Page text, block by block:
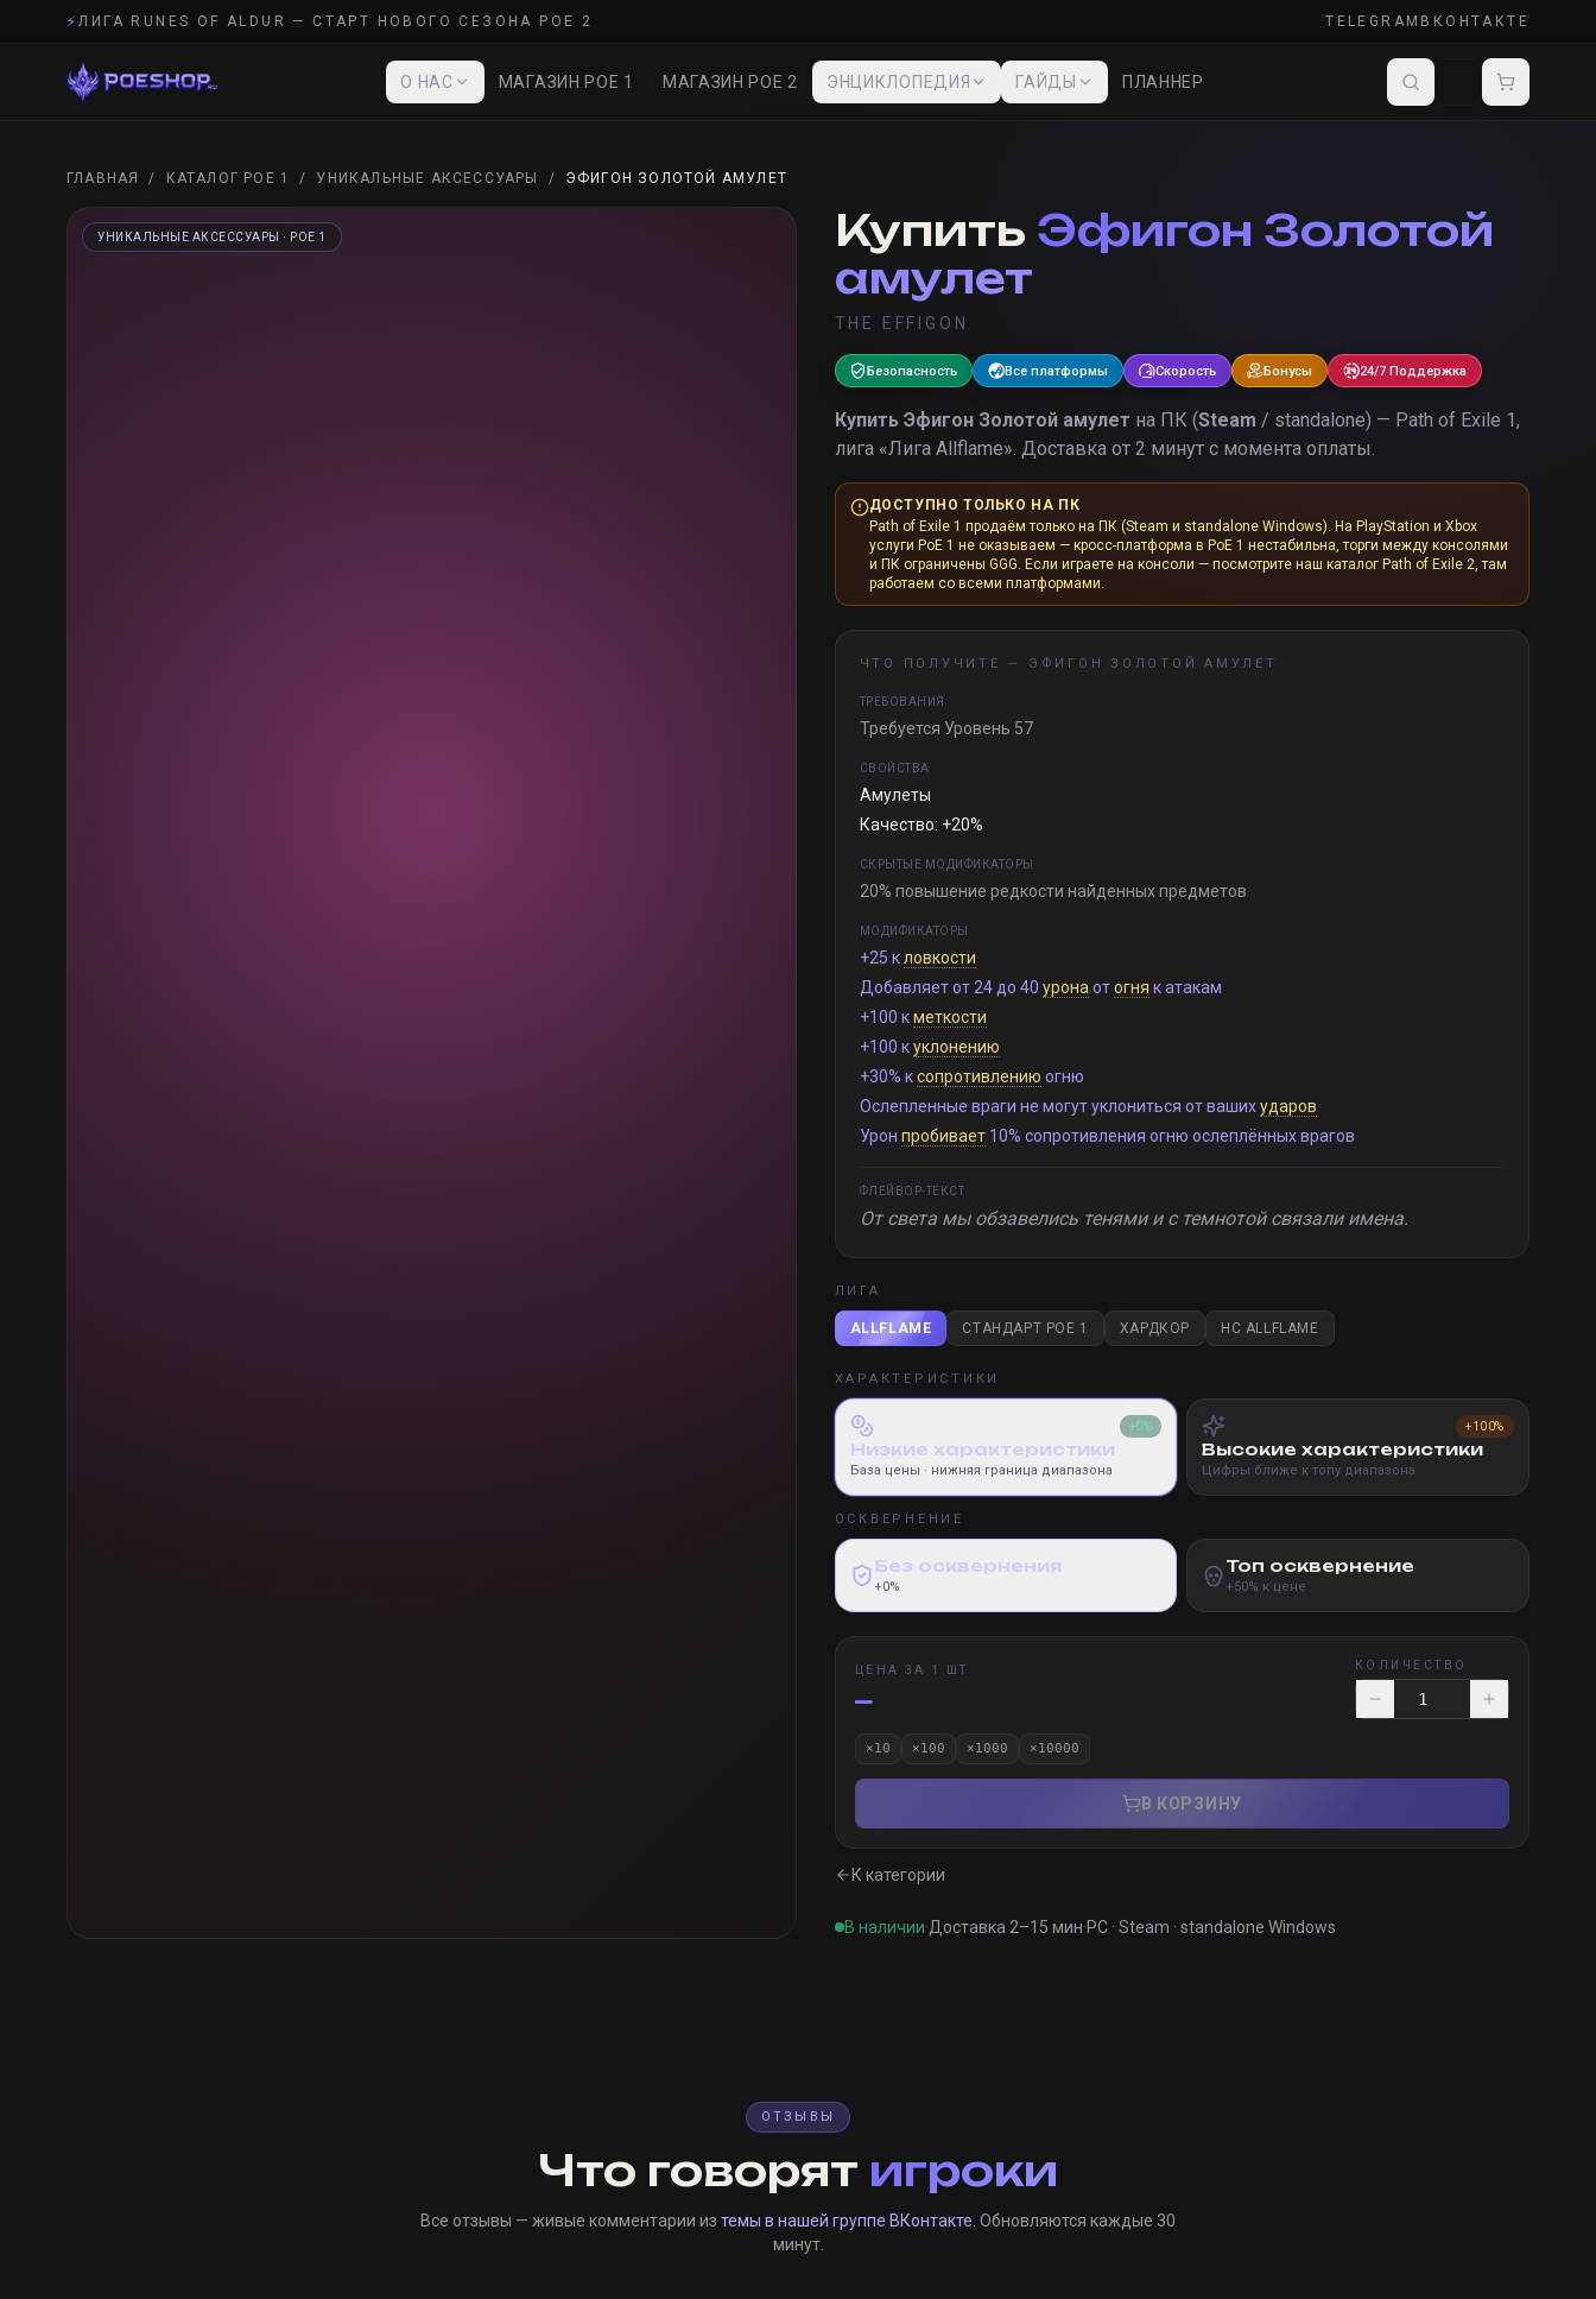
⚡ЛИГА RUNES OF ALDUR — СТАРТ НОВОГО СЕЗОНА POE 2 TELEGRAM ВКОНТАКТЕ
О НАС МАГАЗИН POE 1 МАГАЗИН POE 2 ЭНЦИКЛОПЕДИЯ ГАЙДЫ ПЛАННЕР
ГЛАВНАЯ / КАТАЛОГ POE 1 / УНИКАЛЬНЫЕ АКСЕССУАРЫ / ЭФИГОН ЗОЛОТОЙ АМУЛЕТ
УНИКАЛЬНЫЕ АКСЕССУАРЫ · POE 1 Купить Эфигон Золотой
амулет
THE EFFIGON
Безопасность Все платформы Скорость Бонусы 24/7 Поддержка
Купить Эфигон Золотой амулет на ПК (Steam / standalone) — Path of Exile 1,
лига «Лига Allflame». Доставка от 2 минут с момента оплаты.
ДОСТУПНО ТОЛЬКО НА ПК
Path of Exile 1 продаём только на ПК (Steam и standalone Windows). На PlayStation и Xbox
услуги PoE 1 не оказываем — кросс-платформа в PoE 1 нестабильна, торги между консолями
и ПК ограничены GGG. Если играете на консоли — посмотрите наш каталог Path of Exile 2, там
работаем со всеми платформами.
ЧТО ПОЛУЧИТЕ — ЭФИГОН ЗОЛОТОЙ АМУЛЕТ
ТРЕБОВАНИЯ
Требуется Уровень 57
СВОЙСТВА
Амулеты
Качество: +20%
СКРЫТЫЕ МОДИФИКАТОРЫ
20% повышение редкости найденных предметов
МОДИФИКАТОРЫ
+25 кловкости
Добавляет от 24 до 40 урона отогня к атакам
+100 кметкости
+100 куклонению
+30% ксопротивлению огню
Ослепленные враги не могут уклониться от вашихударов
Урон пробивает10% сопротивления огню ослеплённых врагов
ФЛЕЙВОР-ТЕКСТ
От света мы обзавелись тенями и с темнотой связали имена.
ЛИГА
ALLFLAME СТАНДАРТ POE 1 ХАРДКОР HC ALLFLAME
ХАРАКТЕРИСТИКИ
+0%
Низкие характеристики
База цены · нижняя граница диапазона
+100%
Высокие характеристики
Цифры ближе к топу диапазона
ОСКВЕРНЕНИЕ
Без осквернения
+0%
Топ осквернение
+50% к цене
ЦЕНА ЗА 1 ШТ
—
КОЛИЧЕСТВО
×10 ×100 ×1000 ×10000
В КОРЗИНУ
К категории
В наличии·Доставка 2–15 мин·PC · Steam · standalone Windows
ОТЗЫВЫ
Что говорят игроки
Все отзывы — живые комментарии из темы в нашей группе ВКонтакте . Обновляются каждые 30
минут.